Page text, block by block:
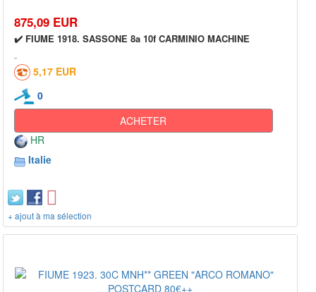
875,09 EUR
✔️ FIUME 1918. SASSONE 8a 10f CARMINIO MACHINE
5,17 EUR
0
ACHETER
HR
Italie
+ ajout à ma sélection